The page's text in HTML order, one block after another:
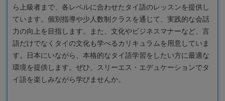
ら上級者まで、各レベルに合わせたタイ語のレッスンを提供し
ています。個別指導や少人数制クラスを通じて、実践的な会話
力の向上を目指します。また、文化やビジネスマナーなど、言
語だけでなくタイの文化も学べるカリキュラムを用意していま
す。日本にいながら、本格的なタイ語学習をしたい方に最適な
環境を提供します。ぜひ、スリーエス・エデュケーションでタ
イ語を楽しみながら学びませんか。